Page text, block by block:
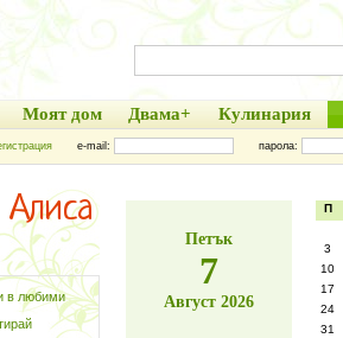
Моят дом Двама+ Кулинария
e-mail: парола:
в любими
Петък
7
Август 2026
П
3
10
17
24
31